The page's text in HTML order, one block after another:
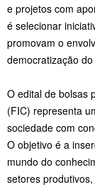
e projetos com
é selecionar
promovam o
democratização do
O edital de bolsas
(FIC) representa
sociedade com
O objetivo é a
mundo do
setores